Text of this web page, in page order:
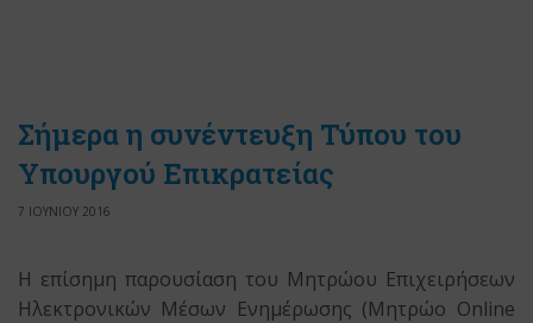
Σήμερα η συνέντευξη Τύπου του
Υπουργού Επικρατείας
7 ΙΟΥΝΙΟΥ 2016
Η επίσημη παρουσίαση του Μητρώου Επιχειρήσεων
Ηλεκτρονικών Μέσων Ενημέρωσης (Μητρώο Online